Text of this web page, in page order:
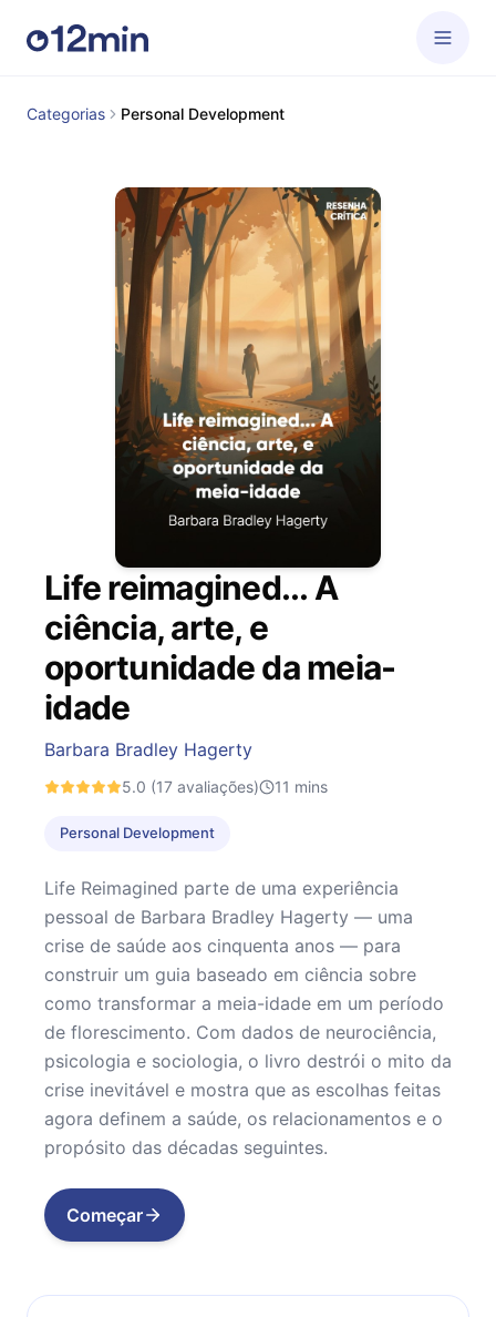
Categorias Personal Development
Life reimagined... A
ciência, arte, e
oportunidade da meia-
idade
Barbara Bradley Hagerty
5.0 (17 avaliações) 11 mins
Personal Development
Life Reimagined parte de uma experiência
pessoal de Barbara Bradley Hagerty — uma
crise de saúde aos cinquenta anos — para
construir um guia baseado em ciência sobre
como transformar a meia-idade em um período
de florescimento. Com dados de neurociência,
psicologia e sociologia, o livro destrói o mito da
crise inevitável e mostra que as escolhas feitas
agora definem a saúde, os relacionamentos e o
propósito das décadas seguintes.
Começar